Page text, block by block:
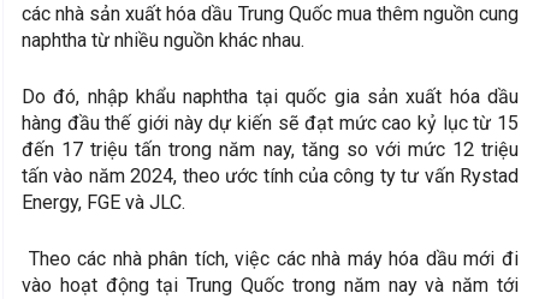
các nhà sản xuất hóa dầu Trung Quốc mua thêm nguồn cung
naphtha từ nhiều nguồn khác nhau.
Do đó, nhập khẩu naphtha tại quốc gia sản xuất hóa dầu
hàng đầu thế giới này dự kiến sẽ đạt mức cao kỷ lục từ 15
đến 17 triệu tấn trong năm nay, tăng so với mức 12 triệu
tấn vào năm 2024, theo ước tính của công ty tư vấn Rystad
Energy, FGE và JLC.
Theo các nhà phân tích, việc các nhà máy hóa dầu mới đi
vào hoạt động tại Trung Quốc trong năm nay và năm tới